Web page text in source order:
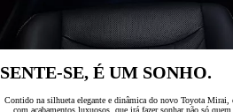
SENTE-SE, É UM SONHO.
Contido na silhueta elegante e dinâmica do novo Toyota Mirai,
com acabamentos luxuosos, que irá fazer sonhar não só